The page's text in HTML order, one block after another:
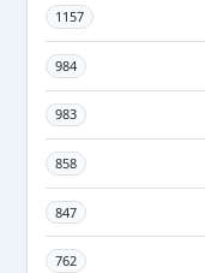
1157
984
983
858
847
762